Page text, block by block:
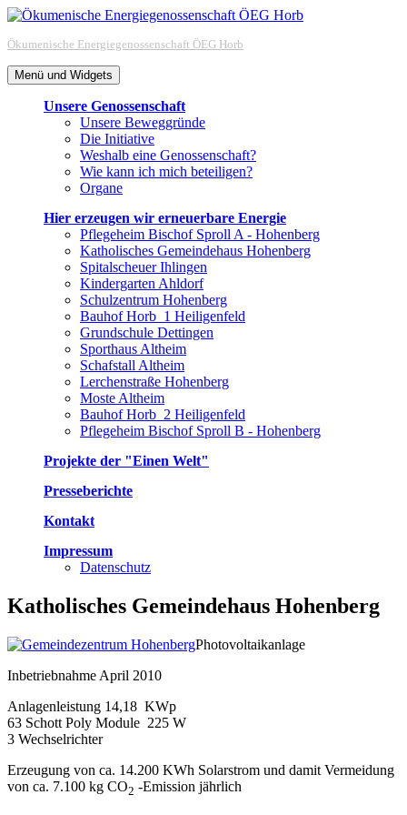
Zum
springen
Ökumenische Energiegenossenschaft ÖEG Horb
Menü und Widgets
Unsere Genossenschaft
Unsere Beweggründe
Die Initiative
Weshalb eine Genossenschaft?
Wie kann ich mich beteiligen?
Organe
Hier erzeugen wir erneuerbare Energie
Pflegeheim Bischof Sproll A - Hohenberg
Katholisches Gemeindehaus Hohenberg
Spitalscheuer Ihlingen
Kindergarten Ahldorf
Schulzentrum Hohenberg
Bauhof Horb_1 Heiligenfeld
Grundschule Dettingen
Sporthaus Altheim
Schafstall Altheim
Lerchenstraße Hohenberg
Moste Altheim
Bauhof Horb_2 Heiligenfeld
Pflegeheim Bischof Sproll B - Hohenberg
Projekte der "Einen Welt"
Presseberichte
Kontakt
Impressum
Datenschutz
Katholisches Gemeindehaus Hohenberg
Photovoltaikanlage
Inbetriebnahme April 2010
Anlagenleistung 14,18 KWp
63 Schott Poly Module 225 W
3 Wechselrichter
Erzeugung von ca. 14.200 KWh Solarstrom und damit Vermeidung
von ca. 7.100 kg CO2 -Emission jährlich